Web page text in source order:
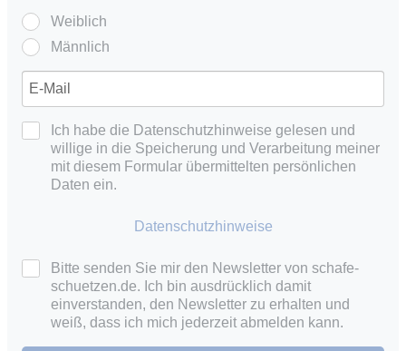
Weiblich
Männlich
Ich habe die Datenschutzhinweise gelesen und
willige in die Speicherung und Verarbeitung meiner
mit diesem Formular übermittelten persönlichen
Daten ein.
Datenschutzhinweise
Bitte senden Sie mir den Newsletter von schafe-
schuetzen.de. Ich bin ausdrücklich damit
einverstanden, den Newsletter zu erhalten und
weiß, dass ich mich jederzeit abmelden kann.